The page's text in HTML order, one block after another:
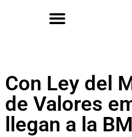
Con Ley del
de Valores
llegan a la